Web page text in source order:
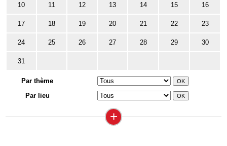
10 11 12 13 14 15 16
17 18 19 20 21 22 23
24 25 26 27 28 29 30
31
Par thème
Par lieu
+